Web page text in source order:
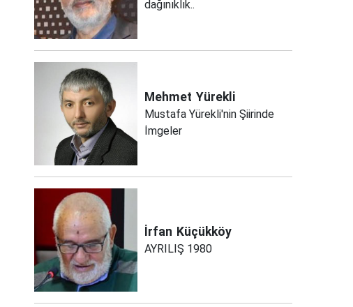
dağınıklık..
Mehmet Yürekli
Mustafa Yürekli'nin Şiirinde
İmgeler
İrfan Küçükköy
AYRILIŞ 1980